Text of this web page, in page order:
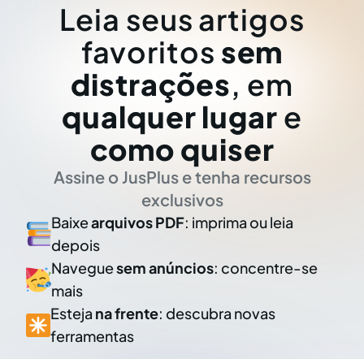
Leia seus artigos
favoritos sem
distrações, em
qualquer lugar e
como quiser
Assine o JusPlus e tenha recursos
exclusivos
Baixearquivos PDF: imprima ou leia
depois
Naveguesem anúncios: concentre-se
mais
Esteja na frente: descubra novas
ferramentas